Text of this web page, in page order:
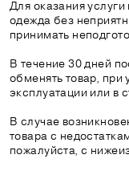
Для оказания услуги
одежда без
принимать
В течение 30 дней
обменять товар, при
эксплуатации или в
В случае
товара с
пожалуйста, с